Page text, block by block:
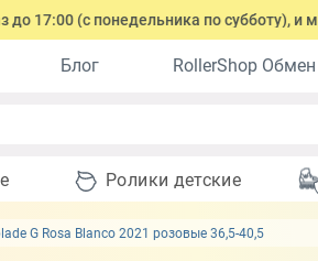
(с понедельника по субботу), и мы
Блог RollerShop Обмен
Ролики детские
G Rosa Blanco 2021 розовые 36,5-40,5